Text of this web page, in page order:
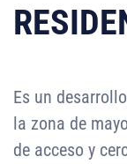
Es un
la zona de
de acceso y